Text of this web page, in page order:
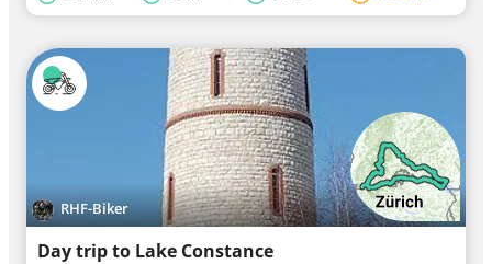
RHF-Biker
Day trip to Lake Constance